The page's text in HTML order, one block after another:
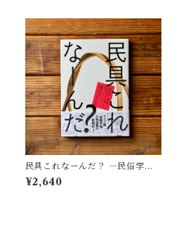
民具これなーんだ？ ―民俗学
者・宮本常一が美術大学に遺した
民具コレクション | 加藤幸治(監
¥2,640